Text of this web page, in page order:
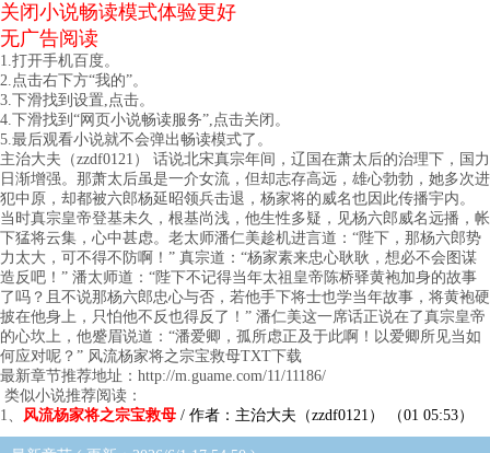
关闭小说畅读模式体验更好
无广告阅读
1.打开手机百度。
2.点击右下方“我的”。
3.下滑找到设置,点击。
4.下滑找到“网页小说畅读服务”,点击关闭。
5.最后观看小说就不会弹出畅读模式了。
主治大夫（zzdf0121） 话说北宋真宗年间，辽国在萧太后的治理下，国力
日渐增强。那萧太后虽是一介女流，但却志存高远，雄心勃勃，她多次进
犯中原，却都被六郎杨延昭领兵击退，杨家将的威名也因此传播宇内。
当时真宗皇帝登基未久，根基尚浅，他生性多疑，见杨六郎威名远播，帐
下猛将云集，心中甚虑。老太师潘仁美趁机进言道：“陛下，那杨六郎势
力太大，可不得不防啊！” 真宗道：“杨家素来忠心耿耿，想必不会图谋
造反吧！” 潘太师道：“陛下不记得当年太祖皇帝陈桥驿黄袍加身的故事
了吗？且不说那杨六郎忠心与否，若他手下将士也学当年故事，将黄袍硬
披在他身上，只怕他不反也得反了！” 潘仁美这一席话正说在了真宗皇帝
的心坎上，他蹙眉说道：“潘爱卿，孤所虑正及于此啊！以爱卿所见当如
何应对呢？” 风流杨家将之宗宝救母TXT下载
最新章节推荐地址：http://m.guame.com/11/11186/
类似小说推荐阅读：
1、 风流杨家将之宗宝救母 / 作者：主治大夫（zzdf0121） （01 05:53）